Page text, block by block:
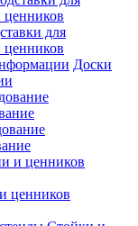
для
Доски
ценников